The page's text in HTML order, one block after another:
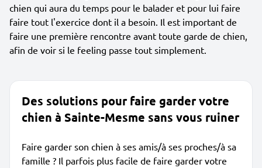
chien qui aura du temps pour le balader et pour lui faire
faire tout l'exercice dont il a besoin. Il est important de
faire une première rencontre avant toute garde de chien,
afin de voir si le feeling passe tout simplement.
Des solutions pour faire garder votre
chien à Sainte-Mesme sans vous ruiner
Faire garder son chien à ses amis/à ses proches/à sa
famille ? Il parfois plus facile de faire garder votre